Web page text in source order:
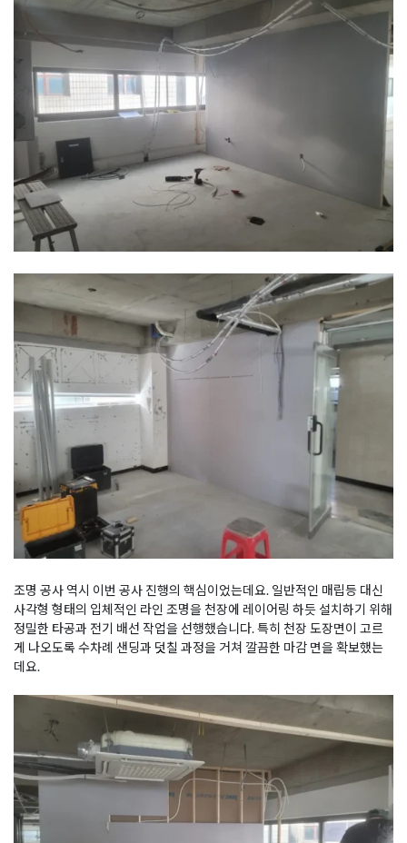
조명 공사 역시 이번 공사 진행의 핵심이었는데요. 일반적인 매립등 대신
사각형 형태의 입체적인 라인 조명을 천장에 레이어링 하듯 설치하기 위해
정밀한 타공과 전기 배선 작업을 선행했습니다. 특히 천장 도장면이 고르
게 나오도록 수차례 샌딩과 덧칠 과정을 거쳐 깔끔한 마감 면을 확보했는
데요.